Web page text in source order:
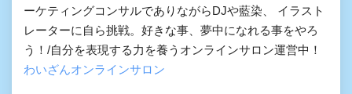
ーケティングコンサルでありながらDJや藍染、 イラスト
レーターに自ら挑戦。好きな事、夢中になれる事をやろ
う！/自分を表現する力を養うオンラインサロン運営中！
わいざんオンラインサロン